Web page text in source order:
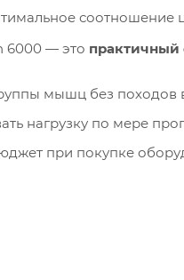
соотношение
6000 — это практичный
мышц без походов
нагрузку по мере
при покупке
и комфортно дома.